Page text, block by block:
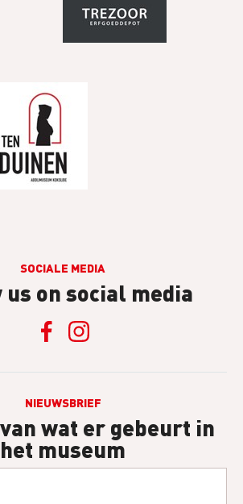
SOCIALE MEDIA
on social media
NIEUWSBRIEF
wat er gebeurt in
het museum